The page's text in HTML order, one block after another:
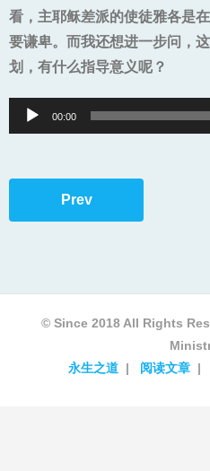
看，主耶稣差派的使徒雅各是
要谦卑。而我还想进一步问，
划，有什么指导意义呢？
Audio
Player
00:00
Prev
© Since 2018 All Rights
永生之道
阅读文章